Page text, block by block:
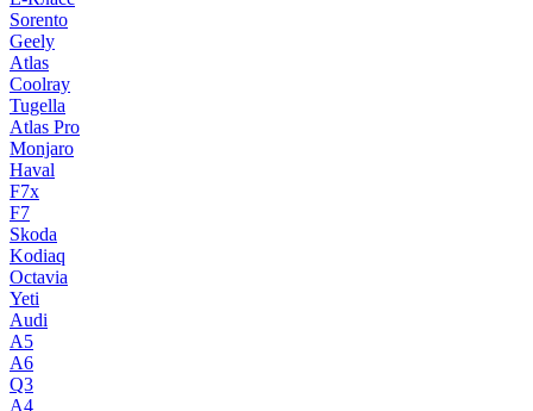
Sorento
Geely
Atlas
Coolray
Tugella
Atlas Pro
Monjaro
Haval
F7x
F7
Skoda
Kodiaq
Octavia
Yeti
Audi
A5
A6
Q3
A4